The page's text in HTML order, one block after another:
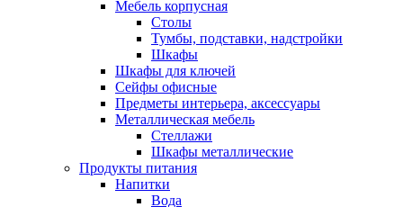
Мебель корпусная
Столы
Тумбы, подставки, надстройки
Шкафы
Шкафы для ключей
Сейфы офисные
Предметы интерьера, аксессуары
Металлическая мебель
Стеллажи
Шкафы металлические
Продукты питания
Напитки
Вода